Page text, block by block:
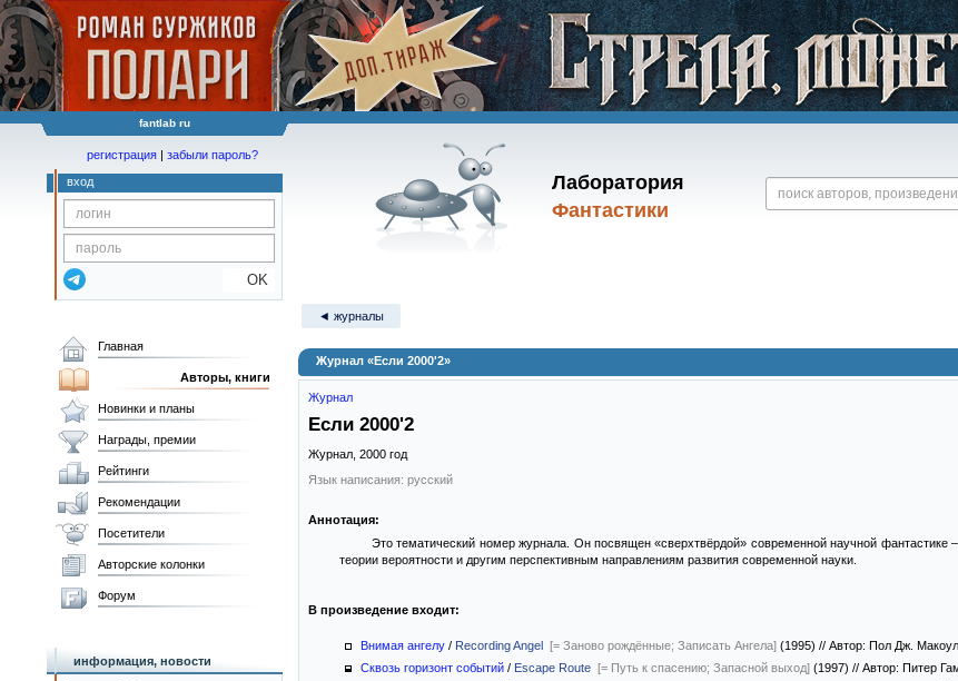
fantlab ru
Лаборатория
Фантастики
регистрация | забыли пароль?
вход
OK
◄ журналы
Журнал «Если 2000'2»
Журнал
Если 2000'2
Журнал, 2000 год
Язык написания: русский
Аннотация:
Это тематический номер журнала. Он посвящен «сверхтвёрдой» современной научной фантастике
теории вероятности и другим перспективным направлениям развития современной науки.
В произведение входит:
Внимая ангелу / Recording Angel [= Заново рождённые; Записать Ангела] (1995) // Автор: Пол Дж.
Сквозь горизонт событий / Escape Route [= Путь к спасению; Запасной выход] (1997) // Автор: Питер
Главная
Авторы, книги
Новинки и планы
Награды, премии
Рейтинги
Рекомендации
Посетители
Авторские колонки
Форум
информация, новости